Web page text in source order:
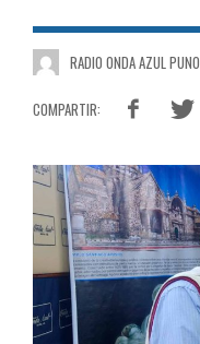
RADIO ONDA AZUL PUNO